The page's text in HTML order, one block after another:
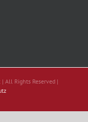
All Rights Reserved |